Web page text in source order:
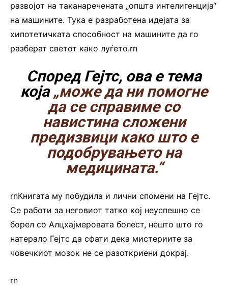
развојот на таканаречената „општа интелигенција“
на машините. Тука е разработена идејата за
хипотетичката способност на машините да го
разберат светот како луѓето.rn
Според Гејтс, ова е тема
која„може да ни помогне
да се справиме со
навистина сложени
предизвици како што е
подобрувањето на
медицината.“
rnКнигата му побудила и лични спомени на Гејтс.
Се работи за неговиот татко кој неуспешно се
борел со Алцхајмеровата болест, нешто што го
натерало Гејтс да сфати дека мистериите за
човечкиот мозок не се разоткриени докрај.
rn